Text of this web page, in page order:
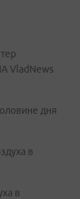
VladNews
дня
в
в